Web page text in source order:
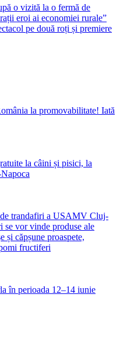
o vizită la o fermă de
eroi ai economiei rurale”
pe două roți și premiere
la promovabilitate! Iată
la câini și pisici, la
trandafiri a USAMV Cluj-
se vor vinde produse ale
și căpșune proaspete,
fructiferi
în perioada 12–14 iunie